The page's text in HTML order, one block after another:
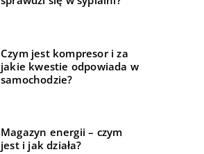
Czym jest kompresor i za
jakie kwestie odpowiada w
samochodzie?
Magazyn energii – czym
jest i jak działa?